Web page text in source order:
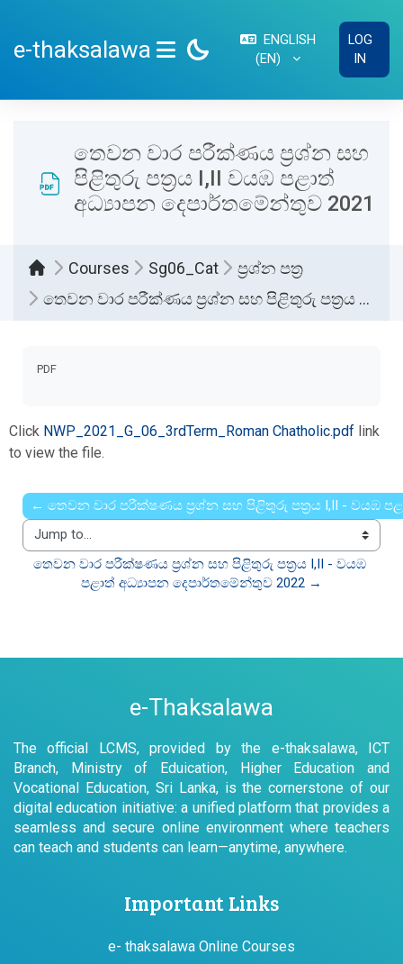
e-thaksalawa
ENGLISH
‎(EN)‎
LOG
IN
තෙවන වාර පරීක්ණය ප්‍රශ්න සහ
පිළිතුරු පත්‍රය I,II වයඹ පළාත්
අධ්‍යාපන දෙපාර්තමේන්තුව 2021
Courses Sg06_Cat
ප්‍රශ්න පත්‍ර
තෙවන වාර පරීක්ණය ප්‍රශ්න සහ පිළිතුරු පත්‍රය I,II වයඹ පළාත් අධ්‍යාපන දෙපාර්තමේන්තුව 2021
PDF
Click NWP_2021_G_06_3rdTerm_Roman Chatholic.pdf link
to view the file.
← තෙවන වාර පරීක්ෂණය ප්‍රශ්න සහ පිළිතුරු පත්‍රය I,II - වයඹ
Jump to...
තෙවන වාර පරීක්ෂණය ප්‍රශ්න සහ පිළිතුරු පත්‍රය I,II - වයඹ
පළාත් අධ්‍යාපන දෙපාර්තමේන්තුව 2022 →
e-Thaksalawa
The official LCMS, provided by the e-thaksalawa, ICT
Branch, Ministry of Eduication, Higher Education and
Vocational Education, Sri Lanka, is the cornerstone of our
digital education initiative: a unified platform that provides a
seamless and secure online environment where teachers
can teach and students can learn—anytime, anywhere.
Important Links
e- thaksalawa Online Courses